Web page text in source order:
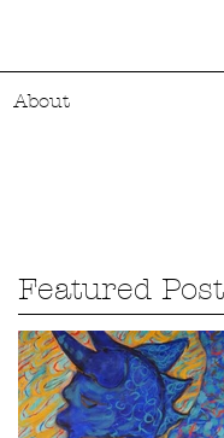
About
Featured